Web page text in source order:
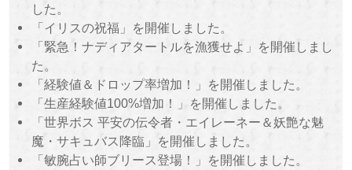
した。
「イリスの祝福」を開催しました。
「緊急！ナディアタートルを漁獲せよ」を開催しまし
た。
「経験値＆ドロップ率増加！」を開催しました。
「生産経験値100%増加！」を開催しました。
「世界ボス 平安の伝令者・エイレーネー＆妖艶な魅
魔・サキュバス降臨」を開催しました。
「敏腕占い師ブリース登場！」を開催しました。